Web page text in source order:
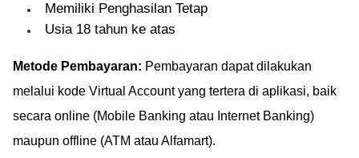
Memiliki Penghasilan Tetap
Usia 18 tahun ke atas
Metode Pembayaran: Pembayaran dapat dilakukan
melalui kode Virtual Account yang tertera di aplikasi, baik
secara online (Mobile Banking atau Internet Banking)
maupun offline (ATM atau Alfamart).